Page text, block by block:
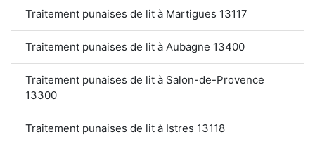
Traitement punaises de lit à Martigues 13117
Traitement punaises de lit à Aubagne 13400
Traitement punaises de lit à Salon-de-Provence
13300
Traitement punaises de lit à Istres 13118